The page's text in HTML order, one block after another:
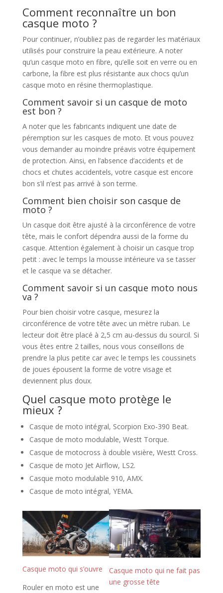
Comment reconnaître un bon
casque moto ?
Pour continuer, n’oubliez pas de regarder les matériaux
utilisés pour construire la peau extérieure. A noter
qu’un casque moto en fibre, qu’elle soit en verre ou en
carbone, la fibre est plus résistante aux chocs qu’un
casque moto en résine thermoplastique.
Comment savoir si un casque de moto
est bon ?
A noter que les fabricants indiquent une date de
péremption sur les casques de moto. Et vous pouvez
vous demander au moindre préavis votre équipement
de protection. Ainsi, en l’absence d’accidents et de
chocs et chutes accidentels, votre casque est encore
bon s’il n’est pas arrivé à son terme.
Comment bien choisir son casque de
moto ?
Un casque doit être ajusté à la circonférence de votre
tête, mais le confort dépendra aussi de la forme du
casque. Attention également à choisir un casque trop
petit : avec le temps la mousse intérieure va se tasser
et le casque va se détacher.
Comment savoir si un casque moto nous
va ?
Pour bien choisir votre casque, mesurez la
circonférence de votre tête avec un mètre ruban. Le
lecteur doit être placé à 2,5 cm au-dessus du sourcil. Si
vous êtes entre 2 tailles, nous vous conseillons de
prendre la plus petite car avec le temps les coussinets
de joues épousent la forme de votre visage et
deviennent plus doux.
Quel casque moto protège le
mieux ?
Casque de moto intégral, Scorpion Exo-390 Beat.
Casque de moto modulable, Westt Torque.
Casque de motocross à double visière, Westt Cross.
Casque de moto Jet Airflow, LS2.
Casque moto modulable 910, AMX.
Casque de moto intégral, YEMA.
Casque moto qui s’ouvre
Rouler en moto est une
Casque moto qui ne fait pas
une grosse tête